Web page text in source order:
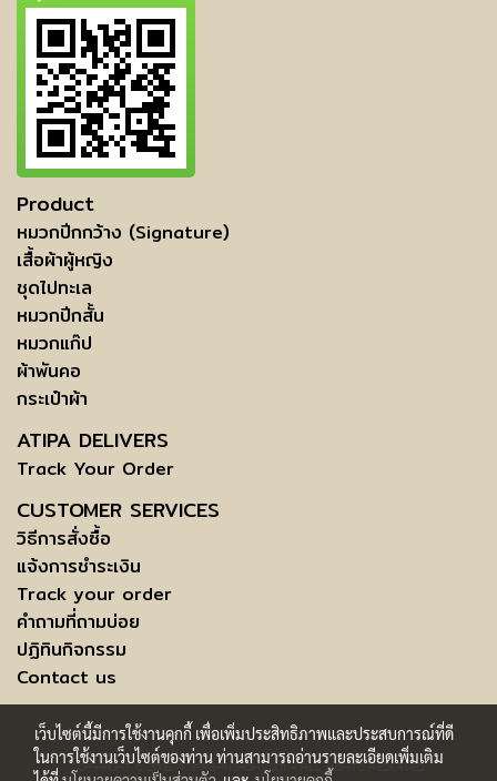
Product
หมวกปีกกว้าง (Signature)
เสื้อผ้าผู้หญิง
ชุดไปทะเล
หมวกปีกสั้น
หมวกแก๊ป
ผ้าพันคอ
กระเป๋าผ้า
ATIPA DELIVERS
Track Your Order
CUSTOMER SERVICES
วิธีการสั่งซื้อ
แจ้งการชำระเงิน
Track your order
คำถามที่ถามบ่อย
ปฏิทินกิจกรรม
Contact us
COPYRIGHT © 2015 ATIPABANGKOK.COM - ALL RIGHTS RESERVED.
เว็บไซต์นี้มีการใช้งานคุกกี้ เพื่อเพิ่มประสิทธิภาพและประสบการณ์ที่ดี
ในการใช้งานเว็บไซต์ของท่าน ท่านสามารถอ่านรายละเอียดเพิ่มเติม